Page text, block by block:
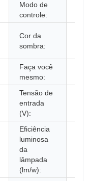
Modo de
controle:
Cor da
sombra:
Faça você
mesmo:
Tensão de
entrada
(V):
Eficiência
luminosa
da
lâmpada
(lm/w):